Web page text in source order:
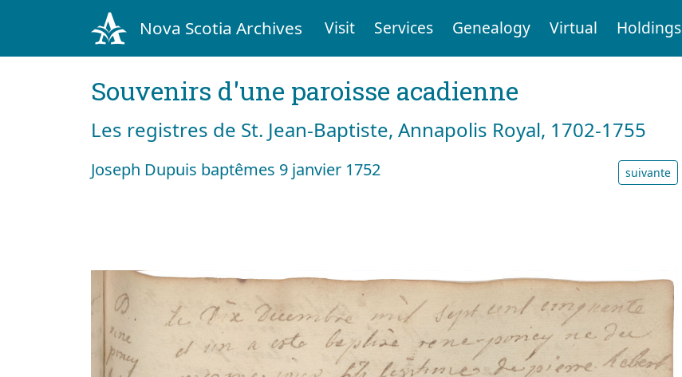
Nova Scotia Archives Visit Services Genealogy Virtual Holdings
Souvenirs d'une paroisse acadienne
Les registres de St. Jean-Baptiste, Annapolis Royal, 1702-1755
Joseph Dupuis baptêmes 9 janvier 1752 suivante